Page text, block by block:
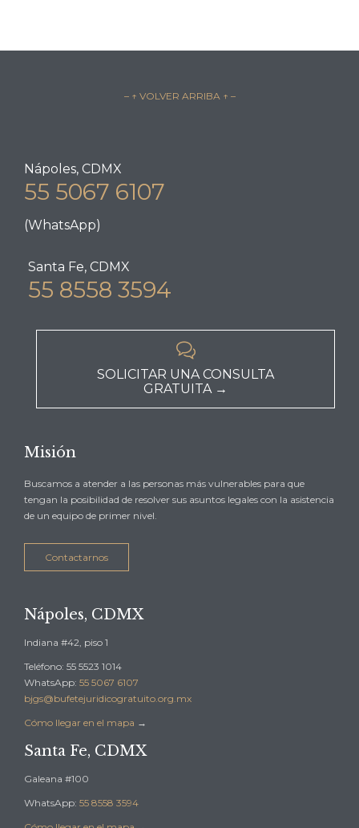
– ↑ VOLVER ARRIBA ↑ –
Nápoles, CDMX
55 5067 6107
(WhatsApp)
Santa Fe, CDMX
55 8558 3594

SOLICITAR UNA CONSULTA
GRATUITA →
Misión
Buscamos a atender a las personas más vulnerables para que
tengan la posibilidad de resolver sus asuntos legales con la asistencia
de un equipo de primer nivel.
Contactarnos
Nápoles, CDMX
Indiana #42, piso 1
Teléfono: 55 5523 1014
WhatsApp: 55 5067 6107
bjgs@bufetejuridicogratuito.org.mx
Cómo llegar en el mapa →
Santa Fe, CDMX
Galeana #100
WhatsApp: 55 8558 3594